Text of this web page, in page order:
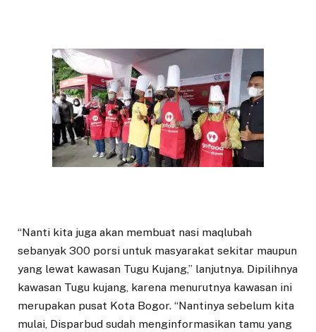
“Nanti kita juga akan membuat nasi maqlubah
sebanyak 300 porsi untuk masyarakat sekitar maupun
yang lewat kawasan Tugu Kujang,” lanjutnya. Dipilihnya
kawasan Tugu kujang, karena menurutnya kawasan ini
merupakan pusat Kota Bogor. “Nantinya sebelum kita
mulai, Disparbud sudah menginformasikan tamu yang